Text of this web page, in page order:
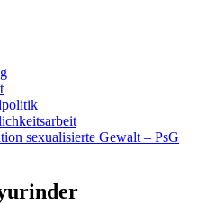
sexualisierte Gewalt – PsG